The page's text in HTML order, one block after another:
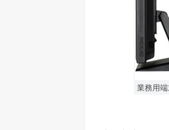
業務用